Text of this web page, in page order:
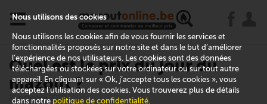
x
Quel est le prix du jour du
mazout ?
21 octobre 2019
Nous utilisons des cookies
Nous utilisons les cookies afin de vous fournir les services et
fonctionnalités proposés sur notre site et dans le but d’améliorer
l’expérience de nos utilisateurs. Les cookies sont des données
téléchargées ou stockées sur votre ordinateur ou sur tout autre
appareil. En cliquant sur « Ok, j’accepte tous les cookies », vous
acceptez l’utilisation des cookies. Vous trouverez plus de détails
dans notre politique de confidentialité.